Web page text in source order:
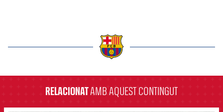
RELACIONATAMB AQUEST CONTINGUT